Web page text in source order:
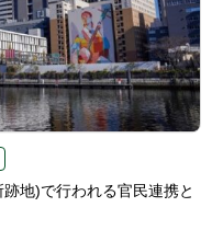
地)で行われる官民連携と